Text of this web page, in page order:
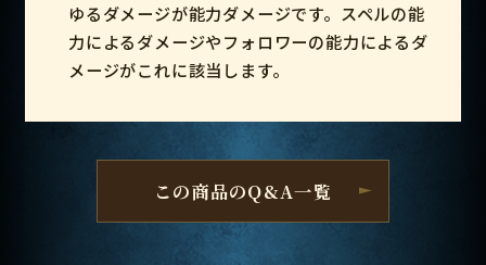
ゆるダメージが能力ダメージです。スペルの能
力によるダメージやフォロワーの能力によるダ
メージがこれに該当します。
この商品のQ&A一覧